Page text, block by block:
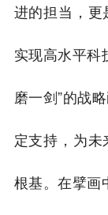
进的担当，
实现高水平科
磨一剑”的战
定支持，为
根基。在擘画